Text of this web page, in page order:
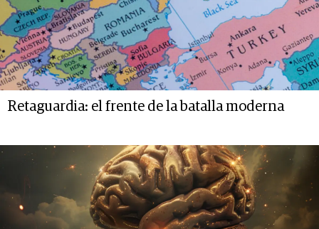
Retaguardia: el frente de la batalla moderna